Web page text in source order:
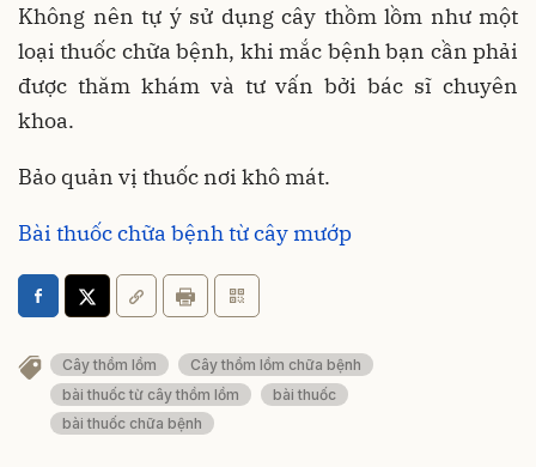
Không nên tự ý sử dụng cây thồm lồm như một
loại thuốc chữa bệnh, khi mắc bệnh bạn cần phải
được thăm khám và tư vấn bởi bác sĩ chuyên
khoa.
Bảo quản vị thuốc nơi khô mát.
Bài thuốc chữa bệnh từ cây mướp
Cây thồm lồm
Cây thồm lồm chữa bệnh
bài thuốc từ cây thồm lồm
bài thuốc
bài thuốc chữa bệnh